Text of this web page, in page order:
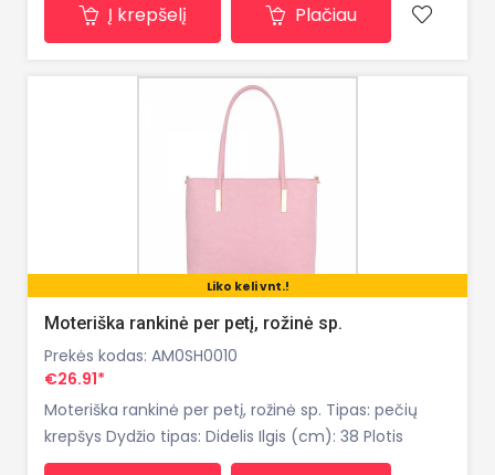
Į krepšelį Plačiau
Liko keli vnt.!
Moteriška rankinė per petį, rožinė sp.
Prekės kodas: AM0SH0010
€26.91*
Moteriška rankinė per petį, rožinė sp. Tipas: pečių
krepšys Dydžio tipas: Didelis Ilgis (cm): 38 Plotis
(cm): 13 Aukštis (cm): 29 Rankenos aukštis (cm): 26